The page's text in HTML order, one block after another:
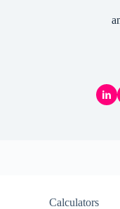
Calculators